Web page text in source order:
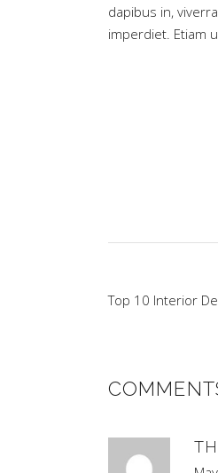
dapibus in,
imperdiet. Etiam
Top 10 Interior